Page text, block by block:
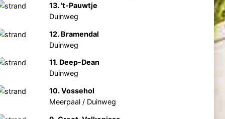
13. 't-Pauwtje
Duinweg
12. Bramendal
Duinweg
11. Deep-Dean
Duinweg
10. Vossehol
Meerpaal / Duinweg